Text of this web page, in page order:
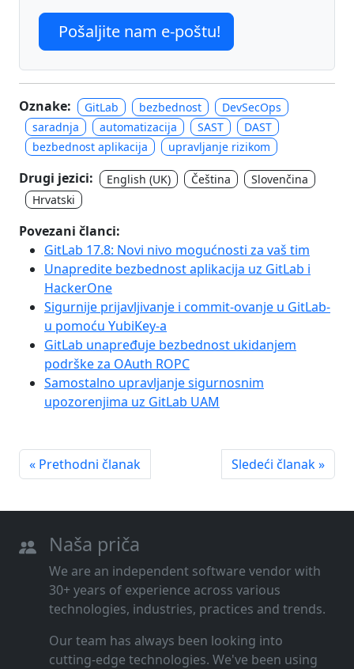
Pošaljite nam e-poštu!
Oznake: GitLab bezbednost
DevSecOps
saradnja
automatizacija SAST
DAST
bezbednost aplikacija
upravljanje rizikom
Drugi jezici: English (UK) Čeština
Slovenčina
Hrvatski
Povezani članci:
GitLab 17.8: Novi nivo mogućnosti za vaš tim
Unapredite bezbednost aplikacija uz GitLab i
HackerOne
Sigurnije prijavljivanje i commit-ovanje u GitLab-
u pomoću YubiKey-a
GitLab unapređuje bezbednost ukidanjem
podrške za OAuth ROPC
Samostalno upravljanje sigurnosnim
upozorenjima uz GitLab UAM
« Prethodni članak Sledeći članak »
Naša priča
We are an independent software vendor with
30+ years of experience across various
technologies, industries, practices and trends.
Our team has always been looking into
cutting‑edge technologies. We've been using